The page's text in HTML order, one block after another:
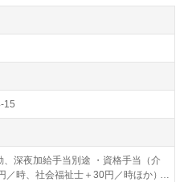
年10月9日(火)、10月11
：東急ウェリナケア尾山台
：東急大井町線 尾山台駅よ
をご利用の場合： 東急田園
より 多摩川駅行きバスで6
車、徒歩2分 東急東横線 多
で4分 東京都市大南入口
町線等々力駅より 玉堤循
京都市大前バス停下車、
15
深夜加給手当別途 ・資格手当（介
／時、社会福祉士＋30円／時ほか）